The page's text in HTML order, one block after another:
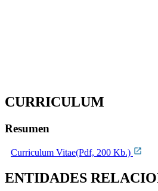
CURRICULUM
Resumen
Curriculum Vitae(Pdf, 200 Kb.)
ENTIDADES